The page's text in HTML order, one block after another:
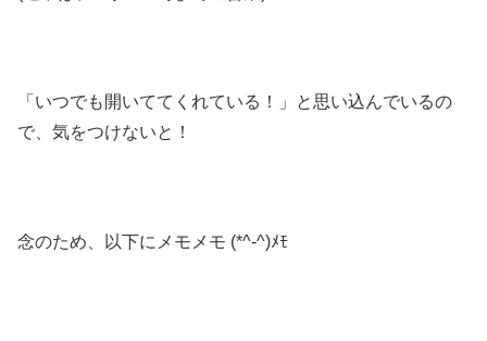
「いつでも開いててくれている！」と思い込んでいるの
で、気をつけないと！
念のため、以下にメモメモ (*^-^)ﾒﾓ